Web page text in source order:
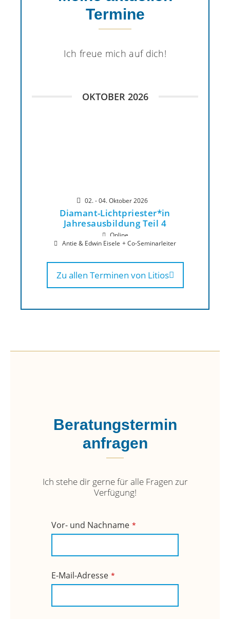
Termine
Ich freue mich auf dich!
OKTOBER 2026
02. - 04. Oktober 2026
Diamant-Lichtpriester*in
Jahresausbildung Teil 4
Online
Antje & Edwin Eisele
Co-Seminarleiter
Zu allen Terminen von Litios
Beratungstermin
anfragen
Ich stehe dir gerne für alle Fragen zur
Verfügung!
Website
URL *
Vor- und Nachname *
E-Mail-Adresse *